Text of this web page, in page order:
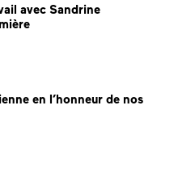
avec Sandrine
en l’honneur de nos